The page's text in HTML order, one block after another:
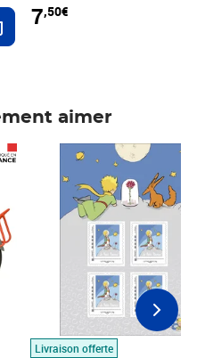
Ajouter au panier
7,50€
aimer
Livraison offerte
Prix 7,50€